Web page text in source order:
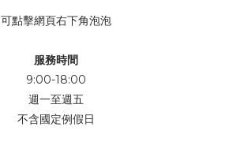
可點擊網頁右下角泡泡
服務時間
9:00-18:00
週一至週五
不含國定例假日